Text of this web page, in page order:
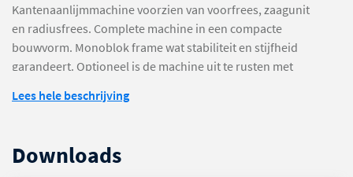
Kantenaanlijmmachine voorzien van voorfrees, zaagunit
en radiusfrees. Complete machine in een compacte
bouwvorm. Monoblok frame wat stabiliteit en stijfheid
garandeert. Optioneel is de machine uit te rusten met
Het bedieningspaneel bevindt zich bij de invoerzijde van
garandeert.
Lees hele beschrijving
Downloads